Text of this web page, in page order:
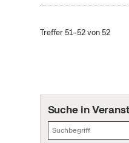
Treffer 51–52 von 52
Suche in